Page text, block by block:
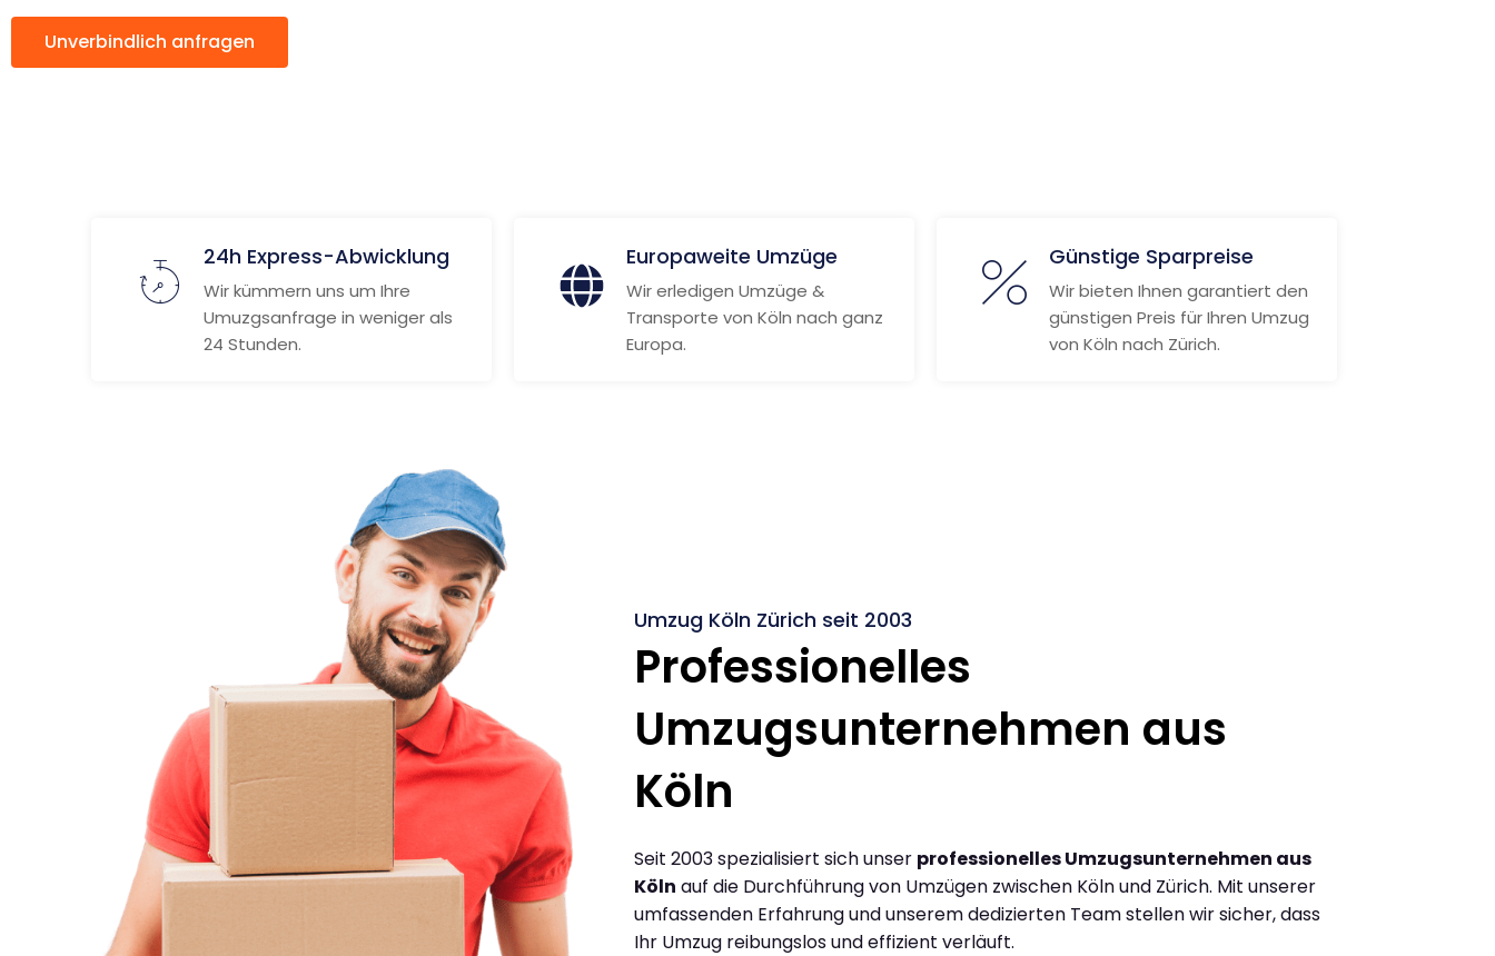
Unverbindlich anfragen
24h Express-Abwicklung
Wir kümmern uns um Ihre
Umuzgsanfrage in weniger als
24 Stunden.
Europaweite Umzüge
Wir erledigen Umzüge &
Transporte von Köln nach ganz
Europa.
Günstige Sparpreise
Wir bieten Ihnen garantiert den
günstigen Preis für Ihren Umzug
von Köln nach Zürich.
Umzug Köln Zürich seit 2003
Professionelles
Umzugsunternehmen aus
Köln
Seit 2003 spezialisiert sich unser professionelles Umzugsunternehmen aus
Köln auf die Durchführung von Umzügen zwischen Köln und Zürich. Mit unserer
umfassenden Erfahrung und unserem dedizierten Team stellen wir sicher, dass
Ihr Umzug reibungslos und effizient verläuft.